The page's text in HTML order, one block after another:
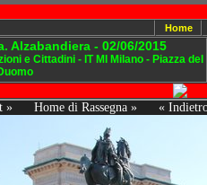
Home
Alzabandiera - 02/06/2015
e Cittadini - IT MI Milano - Piazza del